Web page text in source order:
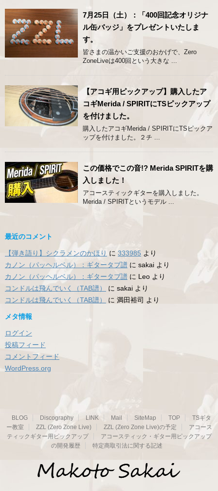
7月25日（土）：「400回記念オリジナ
ル缶バッジ」をプレゼントいたしま
す。
皆さまの温かいご支援のおかげで、Zero
ZoneLiveは400回という大きな ...
【アコギ用ピックアップ】購入したア
コギMerida / SPIRITにTSピックアップ
を付けました。
購入したアコギMerida / SPIRITにTSピックア
ップを付けました。２チ ...
この価格でこの音!? Merida SPIRITを購
入しました！
アコースティックギターを購入しました。
Merida / SPIRITというモデル ...
最近のコメント
【弾き語り】シクラメンのかほり に 333985 より
カノン（パッヘルベル）：ギタータブ譜 に sakai より
カノン（パッヘルベル）：ギタータブ譜 に Leo より
コンドルは飛んでいく（TAB譜）
に sakai より
コンドルは飛んでいく（TAB譜）
に 満田裕司 より
メタ情報
ログイン
投稿フィード
コメントフィード
WordPress.org
BLOG Discography LINK Mail SiteMap TOP
TSギタ
ー教室
ZZL (Zero Zone Live) ZZL (Zero Zone Live)の予定
アコース
ティックギター用ピックアップ
アコースティック・ギター用ピックアップ
の開発履歴
特定商取引法に関する記述